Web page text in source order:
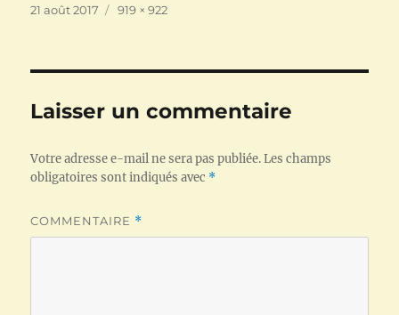
Publié
21 août 2017
Taille
919 × 922
Laisser un commentaire
Votre adresse e-mail ne sera pas publiée. Les champs
obligatoires sont indiqués avec *
COMMENTAIRE *